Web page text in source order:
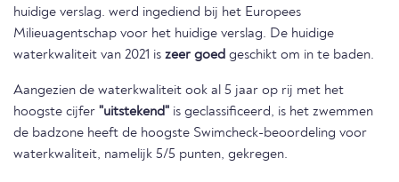
huidige verslag. werd ingediend bij het Europees
Milieuagentschap voor het huidige verslag. De huidige
waterkwaliteit van 2021 is zeer goed geschikt om in te baden.
Aangezien de waterkwaliteit ook al 5 jaar op rij met het
hoogste cijfer "uitstekend" is geclassificeerd, is het zwemmen
de badzone heeft de hoogste Swimcheck-beoordeling voor
waterkwaliteit, namelijk 5/5 punten, gekregen.